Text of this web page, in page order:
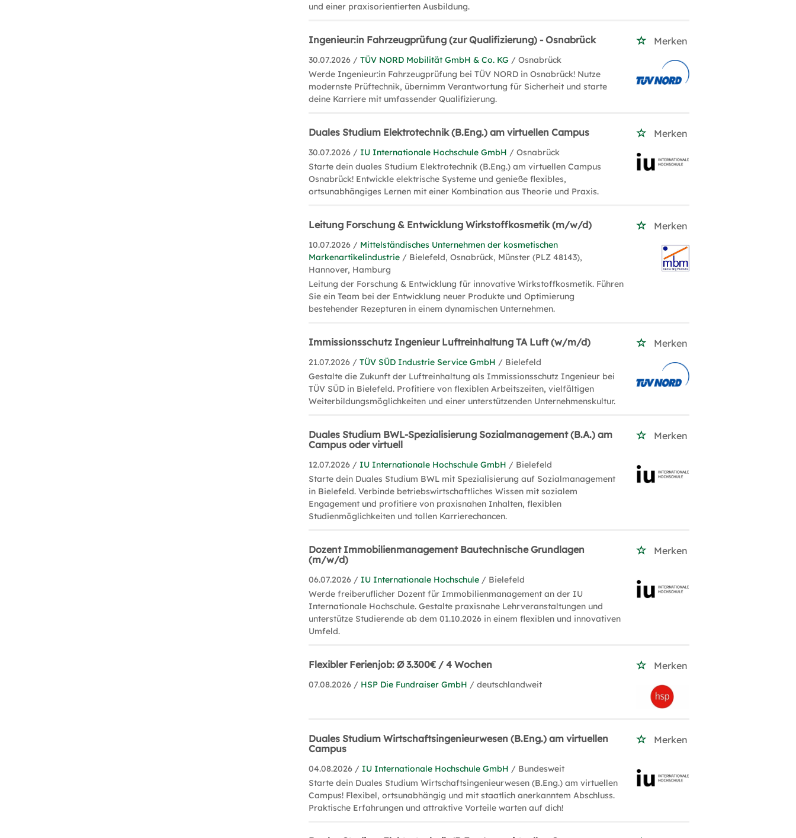
und einer praxisorientierten Ausbildung.
Ingenieur:in Fahrzeugprüfung (zur Qualifizierung) - Osnabrück Merken
30.07.2026 /TÜV NORD Mobilität GmbH & Co. KG / Osnabrück
Werde Ingenieur:in Fahrzeugprüfung bei TÜV NORD in Osnabrück! Nutze
modernste Prüftechnik, übernimm Verantwortung für Sicherheit und starte
deine Karriere mit umfassender Qualifizierung.
Duales Studium Elektrotechnik (B.Eng.) am virtuellen Campus Merken
30.07.2026 / IU Internationale Hochschule GmbH / Osnabrück
Starte dein duales Studium Elektrotechnik (B.Eng.) am virtuellen Campus
Osnabrück! Entwickle elektrische Systeme und genieße flexibles,
ortsunabhängiges Lernen mit einer Kombination aus Theorie und Praxis.
Leitung Forschung & Entwicklung Wirkstoffkosmetik (m/w/d) Merken
10.07.2026 / Mittelständisches Unternehmen der kosmetischen
Markenartikelindustrie / Bielefeld, Osnabrück, Münster (PLZ 48143),
Hannover, Hamburg
Leitung der Forschung & Entwicklung für innovative Wirkstoffkosmetik. Führen
Sie ein Team bei der Entwicklung neuer Produkte und Optimierung
bestehender Rezepturen in einem dynamischen Unternehmen.
Immissionsschutz Ingenieur Luftreinhaltung TA Luft (w/m/d) Merken
21.07.2026 /TÜV SÜD Industrie Service GmbH / Bielefeld
Gestalte die Zukunft der Luftreinhaltung als Immissionsschutz Ingenieur bei
TÜV SÜD in Bielefeld. Profitiere von flexiblen Arbeitszeiten, vielfältigen
Weiterbildungsmöglichkeiten und einer unterstützenden Unternehmenskultur.
Duales Studium BWL-Spezialisierung Sozialmanagement (B.A.) am
Campus oder virtuell
Merken
12.07.2026 / IU Internationale Hochschule GmbH / Bielefeld
Starte dein Duales Studium BWL mit Spezialisierung auf Sozialmanagement
in Bielefeld. Verbinde betriebswirtschaftliches Wissen mit sozialem
Engagement und profitiere von praxisnahen Inhalten, flexiblen
Studienmöglichkeiten und tollen Karrierechancen.
Dozent Immobilienmanagement Bautechnische Grundlagen
(m/w/d)
Merken
06.07.2026 / IU Internationale Hochschule / Bielefeld
Werde freiberuflicher Dozent für Immobilienmanagement an der IU
Internationale Hochschule. Gestalte praxisnahe Lehrveranstaltungen und
unterstütze Studierende ab dem 01.10.2026 in einem flexiblen und innovativen
Umfeld.
Flexibler Ferienjob: Ø 3.300€ / 4 Wochen Merken
07.08.2026 / HSP Die Fundraiser GmbH / deutschlandweit
Duales Studium Wirtschaftsingenieurwesen (B.Eng.) am virtuellen
Campus
Merken
04.08.2026 / IU Internationale Hochschule GmbH / Bundesweit
Starte dein Duales Studium Wirtschaftsingenieurwesen (B.Eng.) am virtuellen
Campus! Flexibel, ortsunabhängig und mit staatlich anerkanntem Abschluss.
Praktische Erfahrungen und attraktive Vorteile warten auf dich!